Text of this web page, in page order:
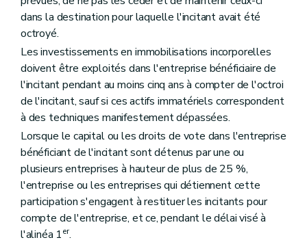
dans la destination pour laquelle l'incitant avait été
octroyé.
Les investissements en immobilisations incorporelles
doivent être exploités dans l'entreprise bénéficiaire de
l'incitant pendant au moins cinq ans à compter de l'octroi
de l'incitant, sauf si ces actifs immatériels correspondent
à des techniques manifestement dépassées.
Lorsque le capital ou les droits de vote dans l'entreprise
bénéficiant de l'incitant sont détenus par une ou
plusieurs entreprises à hauteur de plus de 25 %,
l'entreprise ou les entreprises qui détiennent cette
participation s'engagent à restituer les incitants pour
compte de l'entreprise, et ce, pendant le délai visé à
l'alinéa 1er.